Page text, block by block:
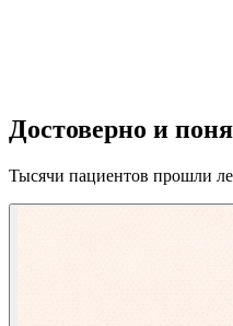
Достоверно и
Тысячи пациентов прошли